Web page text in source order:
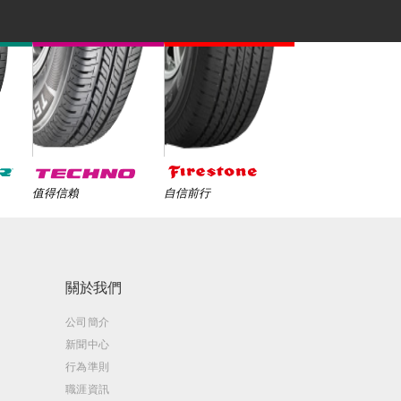
值得信賴 自信前行
關於我們
公司簡介
新聞中心
行為準則
職涯資訊